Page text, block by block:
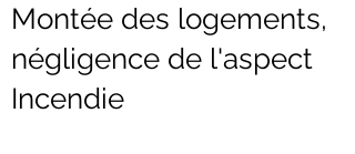
Montée des logements,
négligence de l'aspect
Incendie